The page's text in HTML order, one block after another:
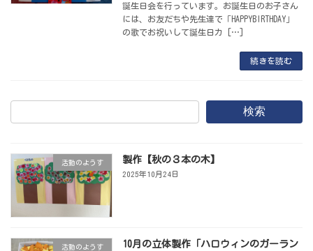
誕生日会を行っています。お誕生日のお子さん
には、お友だちや先生達で「HAPPYBIRTHDAY」
の歌でお祝いして誕生日カ […]
続きを読む
検索
活動のようす 製作【秋の３本の木】
2025年10月24日
活動のようす
10月の立体製作「ハロウィンのガーラン